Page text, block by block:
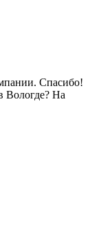
Спасибо!
Вологде? На